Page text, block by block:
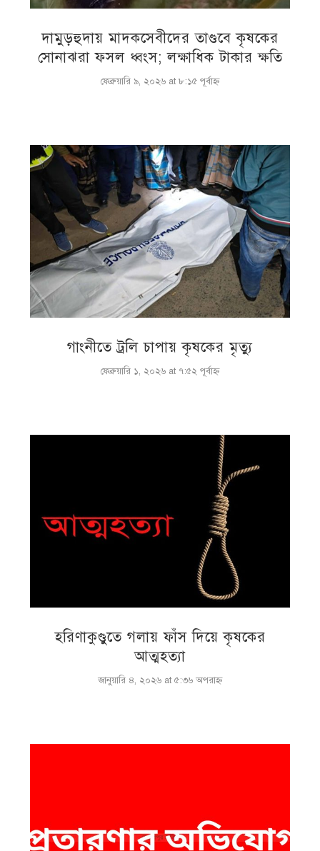
দামুড়হুদায় মাদকসেবীদের তাণ্ডবে কৃষকের
সোনাঝরা ফসল ধ্বংস; লক্ষাধিক টাকার ক্ষতি
ফেব্রুয়ারি ৯, ২০২৬ at ৮:১৫ পূর্বাহ্ণ
গাংনীতে ট্রলি চাপায় কৃষকের মৃত্যু
ফেব্রুয়ারি ১, ২০২৬ at ৭:৫২ পূর্বাহ্ণ
হরিণাকুণ্ডুতে গলায় ফাঁস দিয়ে কৃষকের
আত্মহত্যা
জানুয়ারি ৪, ২০২৬ at ৫:৩৬ অপরাহ্ণ